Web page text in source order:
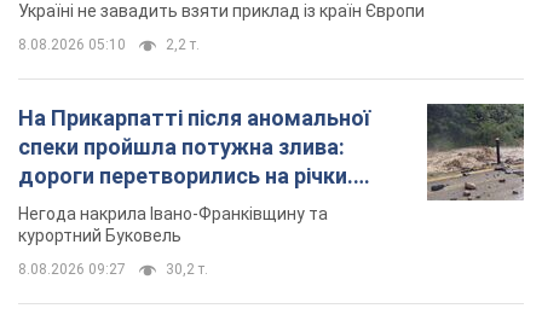
Україні не завадить взяти приклад із країн Європи
8.08.2026 05:10 2,2 т.
На Прикарпатті після аномальної
спеки пройшла потужна злива:
дороги перетворились на річки.
Відео
Негода накрила Івано-Франківщину та
курортний Буковель
8.08.2026 09:27 30,2 т.